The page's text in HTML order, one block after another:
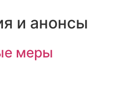
и анонсы
меры